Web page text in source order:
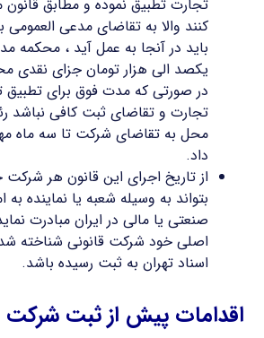
تجارت تطبیق نموده و مطابق قانون
کنند والا به تقاضای مدعی
باید در آنجا به عمل آید ، محکمه
یکصد الی هزار تومان جزای نقدی
در صورتی که مدت فوق برای تطبیق
تجارت و تقاضای ثبت کافی نباشد
محل به تقاضای شرکت تا سه ماه
داد.
از تاریخ اجرای این قانون هر
بتواند به وسیله شعبه یا نماینده به
صنعتی یا مالی در ایران مبادرت
اصلی خود شرکت قانونی شناخته
اسناد تهران به ثبت رسیده باشد.
اقدامات پیش از ثبت شرکت